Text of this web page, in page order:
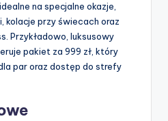
na specjalne okazje,
kolacje przy świecach oraz
Przykładowo, luksusowy
pakiet za 999 zł, który
par oraz dostęp do strefy